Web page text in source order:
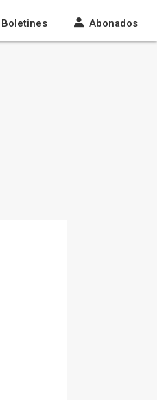
Boletines Abonados